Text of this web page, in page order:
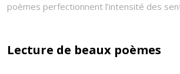
poèmes perfectionnent l’intensité des
Lecture de beaux poèmes